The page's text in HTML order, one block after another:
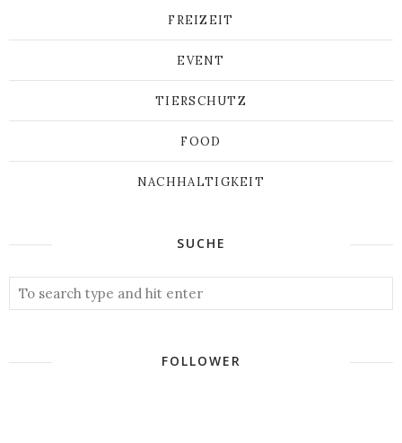
FREIZEIT
EVENT
TIERSCHUTZ
FOOD
NACHHALTIGKEIT
SUCHE
FOLLOWER